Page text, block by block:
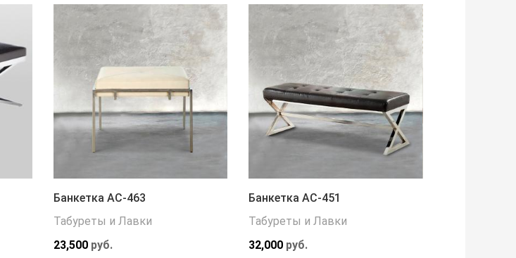
Банкетка АС-463
Табуреты и Лавки
23,500руб.
Банкетка АС-451
Табуреты и Лавки
32,000 руб.